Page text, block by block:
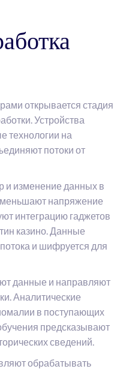
открывается стадия
Устройства
технологии на
потоки от
и изменение данных в
напряжение
интеграцию гаджетов
казино. Данные
и шифруется для
данные и направляют
Аналитические
в поступающих
предсказывают
сведений.
обрабатывать